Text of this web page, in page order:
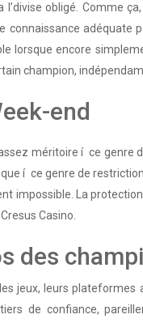
l’divise obligé. Comme
connaissance
lorsque encore
champion,
end
méritoire í ce genre
í ce genre de
impossible. La
Casino.
des
jeux, leurs
de confiance,